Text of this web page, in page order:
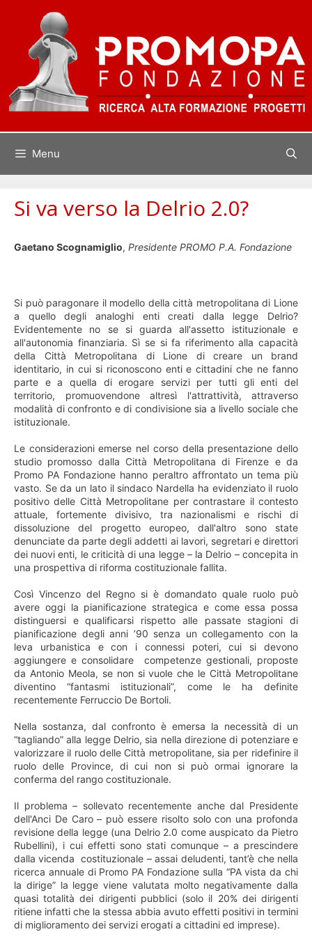
contenuto
Menu
Si va verso la Delrio 2.0?
Gaetano Scognamiglio, Presidente PROMO P.A. Fondazione
Si può paragonare il modello della città metropolitana di Lione
a quello degli analoghi enti creati dalla legge Delrio?
Evidentemente no se si guarda all'assetto istituzionale e
all'autonomia finanziaria. Sì se si fa riferimento alla capacità
della Città Metropolitana di Lione di creare un brand
identitario, in cui si riconoscono enti e cittadini che ne fanno
parte e a quella di erogare servizi per tutti gli enti del
territorio, promuovendone altresì l'attrattività, attraverso
modalità di confronto e di condivisione sia a livello sociale che
istituzionale.
Le considerazioni emerse nel corso della presentazione dello
studio promosso dalla Città Metropolitana di Firenze e da
Promo PA Fondazione hanno peraltro affrontato un tema più
vasto. Se da un lato il sindaco Nardella ha evidenziato il ruolo
positivo delle Città Metropolitane per contrastare il contesto
attuale, fortemente divisivo, tra nazionalismi e rischi di
dissoluzione del progetto europeo, dall'altro sono state
denunciate da parte degli addetti ai lavori, segretari e direttori
dei nuovi enti, le criticità di una legge – la Delrio – concepita in
una prospettiva di riforma costituzionale fallita.
Così Vincenzo del Regno si è domandato quale ruolo può
avere oggi la pianificazione strategica e come essa possa
distinguersi e qualificarsi rispetto alle passate stagioni di
pianificazione degli anni ’90 senza un collegamento con la
leva urbanistica e con i connessi poteri, cui si devono
aggiungere e consolidare competenze gestionali, proposte
da Antonio Meola, se non si vuole che le Città Metropolitane
diventino “fantasmi istituzionali”, come le ha definite
recentemente Ferruccio De Bortoli.
Nella sostanza, dal confronto è emersa la necessità di un
“tagliando” alla legge Delrio, sia nella direzione di potenziare e
valorizzare il ruolo delle Città metropolitane, sia per ridefinire il
ruolo delle Province, di cui non si può ormai ignorare la
conferma del rango costituzionale.
Il problema – sollevato recentemente anche dal Presidente
dell'Anci De Caro – può essere risolto solo con una profonda
revisione della legge (una Delrio 2.0 come auspicato da Pietro
Rubellini), i cui effetti sono stati comunque – a prescindere
dalla vicenda costituzionale – assai deludenti, tant’è che nella
ricerca annuale di Promo PA Fondazione sulla “PA vista da chi
la dirige” la legge viene valutata molto negativamente dalla
quasi totalità dei dirigenti pubblici (solo il 20% dei dirigenti
ritiene infatti che la stessa abbia avuto effetti positivi in termini
di miglioramento dei servizi erogati a cittadini ed imprese).